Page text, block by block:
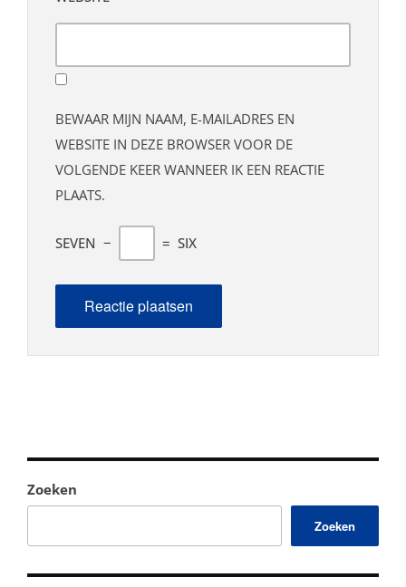
Zoeken
Zoeken
BEWAAR MIJN NAAM, E-MAILADRES EN
WEBSITE IN DEZE BROWSER VOOR DE
VOLGENDE KEER WANNEER IK EEN REACTIE
PLAATS.
SEVEN − = SIX